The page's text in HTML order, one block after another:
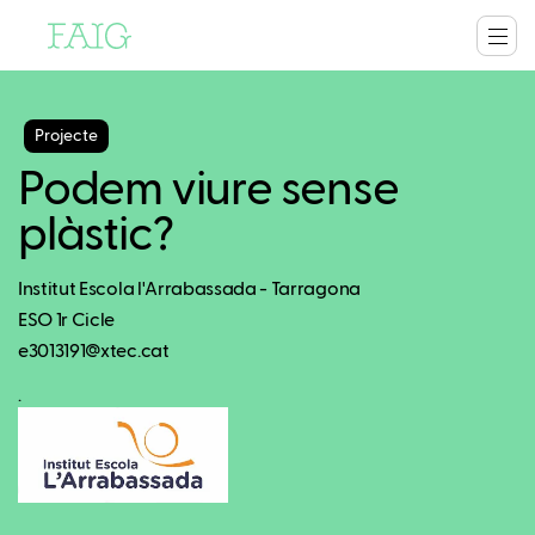
Projecte
Podem viure sense
plàstic?
Institut Escola l'Arrabassada - Tarragona
ESO 1r Cicle
e3013191@xtec.cat
.